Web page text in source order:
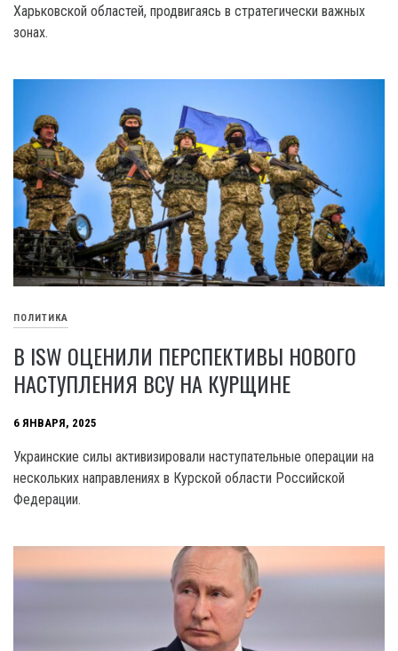
Харьковской областей, продвигаясь в стратегически важных
зонах.
ПОЛИТИКА
В ISW ОЦЕНИЛИ ПЕРСПЕКТИВЫ НОВОГО
НАСТУПЛЕНИЯ ВСУ НА КУРЩИНЕ
6 ЯНВАРЯ, 2025
Украинские силы активизировали наступательные операции на
нескольких направлениях в Курской области Российской
Федерации.